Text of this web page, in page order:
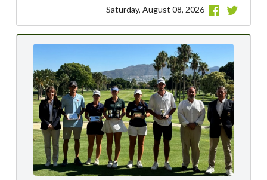
Saturday, August 08, 2026